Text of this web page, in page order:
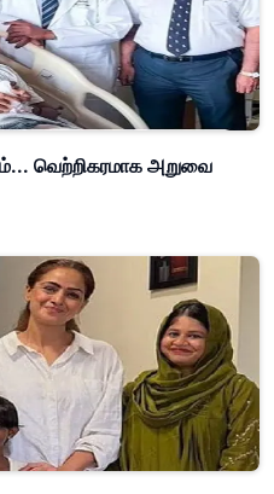
வெற்றிகரமாக அறுவை